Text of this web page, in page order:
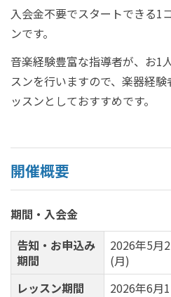
入会金不要でスタートできる1
ンです。
音楽経験豊富な指導者が、お1
スンを行いますので、楽器経
ッスンとしておすすめです。
開催概要
期間・入会金
告知・お申込み
期間
2026年5月
(月)
レッスン期間
2026年6月